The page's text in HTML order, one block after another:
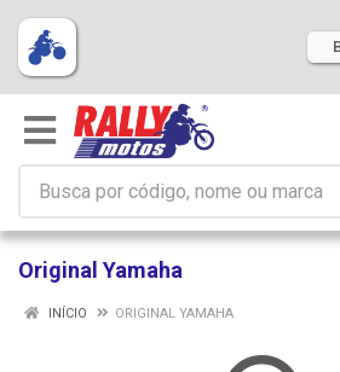
Original Yamaha
INÍCIO ORIGINAL YAMAHA